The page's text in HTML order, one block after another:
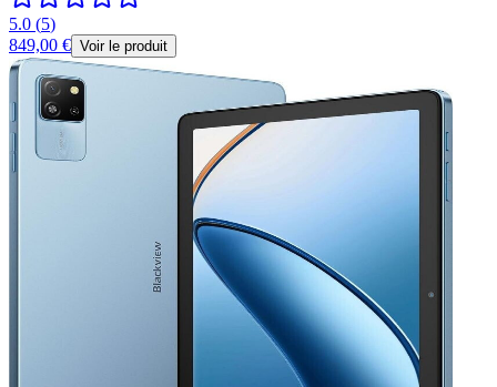
5.0 (5)
849,00 € Voir le produit